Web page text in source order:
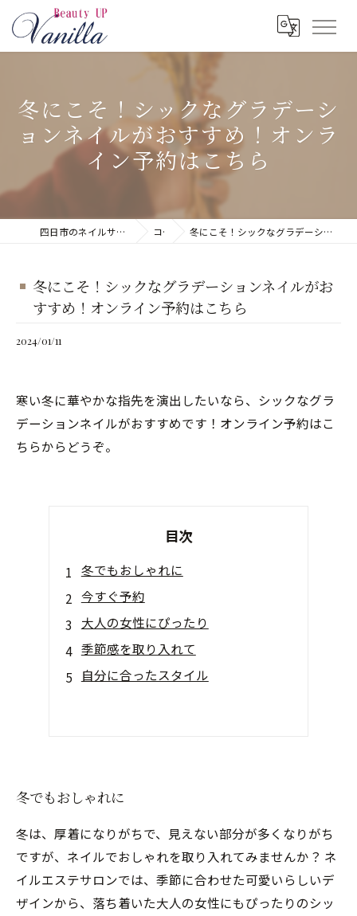
冬にこそ！シックなグラデーシ
ョンネイルがおすすめ！オンラ
イン予約はこちら
四日市のネイルサロンならネイルサロン Vanilla コラム 冬にこそ！シックなグラデーションネイルがおすすめ！オンライン予約はこちら
冬にこそ！シックなグラデーションネイルがお
すすめ！オンライン予約はこちら
2024/01/11
寒い冬に華やかな指先を演出したいなら、シックなグラ
デーションネイルがおすすめです！オンライン予約はこ
ちらからどうぞ。
目次
冬でもおしゃれに
今すぐ予約
大人の女性にぴったり
季節感を取り入れて
自分に合ったスタイル
冬でもおしゃれに
冬は、厚着になりがちで、見えない部分が多くなりがち
ですが、ネイルでおしゃれを取り入れてみませんか？ ネ
イルエステサロンでは、季節に合わせた可愛いらしいデ
ザインから、落ち着いた大人の女性にもぴったりのシッ